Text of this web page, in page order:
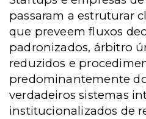
passaram a estruturar
que preveem fluxos
padronizados, árbitro
reduzidos e
predominantemente
verdadeiros sistemas
institucionalizados de